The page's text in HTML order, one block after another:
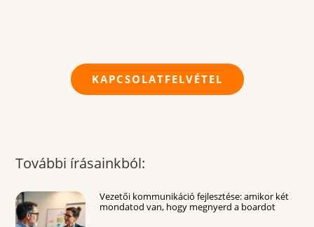
KAPCSOLATFELVÉTEL
További írásainkból:
Vezetői kommunikáció fejlesztése: amikor két
mondatod van, hogy megnyerd a boardot